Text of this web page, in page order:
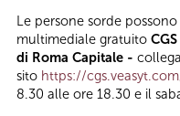
Le persone sorde
multimediale gratuito
di Roma Capitale -
sito https://
8.30 alle ore 18.30 e il